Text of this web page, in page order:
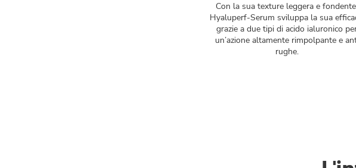
Con la sua texture leggera e
Hyaluperf-Serum sviluppa la sua
grazie a due tipi di acido ialuronico
un’azione altamente rimpolpante e
rughe.